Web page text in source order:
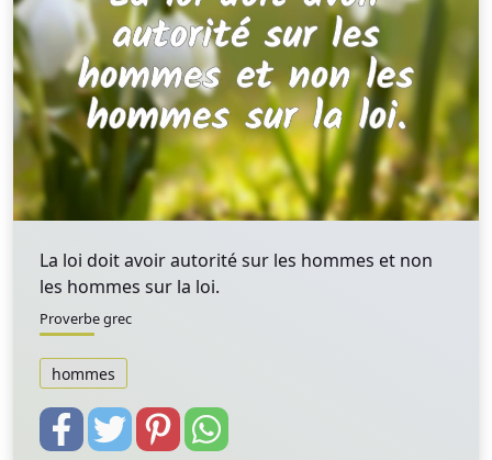
La loi doit avoir autorité sur les hommes et non
les hommes sur la loi.
Proverbe grec
hommes